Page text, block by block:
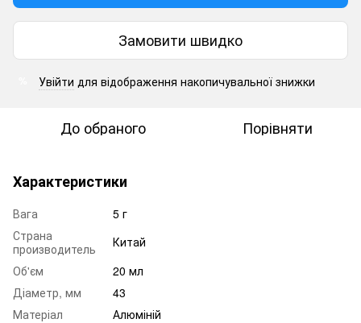
Замовити швидко
Увійти для відображення накопичувальної знижки
До обраного Порівняти
Характеристики
Вага
5 г
Страна
производитель
Китай
Об'єм
20 мл
Діаметр, мм
43
Матеріал
Алюміній